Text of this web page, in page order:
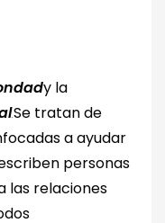
y la
.Se tratan de
a ayudar
personas
las relaciones